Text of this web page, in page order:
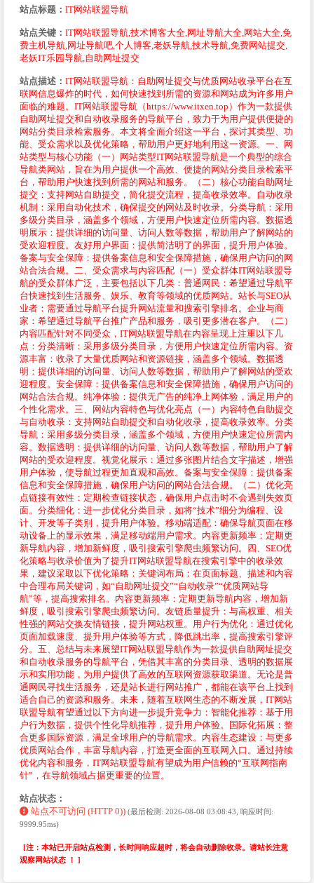
站点标题： IT网站联盟导航
站点关键： IT网站联盟导航,技术博客大全,网址导航大全,网站大全,免
费主机导航,网址导航吧,个人博客,老妖导航,技术导航,免费网站提交,
老妖IT乐园导航,自助网址提交
站点描述： IT网站联盟导航：自助网址提交与优质网站收录平台在互
联网信息爆炸的时代，如何快速找到所需的资源和网站成为许多用户
面临的难题。IT网站联盟导航（https://www.itxen.top）作为一款提供
自助网址提交和自动收录服务的导航平台，致力于为用户提供便捷的
网站分类目录检索服务。本文将全面介绍这一平台，探讨其类型、功
能、受众需求以及优化策略，帮助用户更好地利用这一资源。一、网
站类型与核心功能（一）网站类型IT网站联盟导航是一个典型的综合
导航类网站，旨在为用户提供一个高效、便捷的网站分类目录检索平
台，帮助用户快速找到所需的网站和服务。（二）核心功能自助网址
提交：支持网站自助提交，简化提交流程，提高收录效率。自动收录
机制：采用自动化技术，确保提交的网站及时收录。分类导航：采用
多级分类目录，涵盖多个领域，方便用户快速定位所需内容。数据透
明展示：提供详细的访问量、访问人数等数据，帮助用户了解网站的
受欢迎程度。友好用户界面：提供简洁明了的界面，提升用户体验。
备案与安全保障：提供备案信息和安全保障措施，确保用户访问的网
站合法合规。二、受众需求与内容匹配（一）受众群体IT网站联盟导
航的受众群体广泛，主要包括以下几类：普通网民：希望通过导航平
台快速找到生活服务、娱乐、教育等领域的优质网站。站长与SEO从
业者：需要通过导航平台提升网站流量和搜索引擎排名。企业与商
家：希望通过导航平台推广产品和服务，吸引更多潜在客户。（二）
内容匹配针对不同受众，IT网站联盟导航在内容呈现上注重以下几
点：分类清晰：采用多级分类目录，方便用户快速定位所需内容。资
源丰富：收录了大量优质网站和资源链接，涵盖多个领域。数据透
明：提供详细的访问量、访问人数等数据，帮助用户了解网站的受欢
迎程度。安全保障：提供备案信息和安全保障措施，确保用户访问的
网站合法合规。纯净体验：提供无广告的纯净上网体验，满足用户的
个性化需求。三、网站内容特色与优化亮点（一）内容特色自助提交
与自动收录：支持网站自助提交和自动化收录，提高收录效率。分类
导航：采用多级分类目录，涵盖多个领域，方便用户快速定位所需内
容。数据透明：提供详细的访问量、访问人数等数据，帮助用户了解
网站的受欢迎程度。视觉化展示：通过多张图片结合文字描述，增强
用户体验，使导航过程更加直观和高效。备案与安全保障：提供备案
信息和安全保障措施，确保用户访问的网站合法合规。（二）优化亮
点链接有效性：定期检查链接状态，确保用户点击时不会遇到失效页
面。分类细化：进一步优化分类目录，如将“技术”细分为编程、设
计、开发等子类别，提升用户体验。移动端适配：确保导航页面在移
动设备上的显示效果，满足移动端用户需求。内容更新频率：定期更
新导航内容，增加新鲜度，吸引搜索引擎爬虫频繁访问。四、SEO优
化策略与收录价值为了提升IT网站联盟导航在搜索引擎中的收录效
果，建议采取以下优化策略：关键词布局：在页面标题、描述和内容
中合理布局关键词，如“自助网址提交”“自动收录”“优质网站导
航”等，提高搜索排名。内容更新频率：定期更新导航内容，增加新
鲜度，吸引搜索引擎爬虫频繁访问。友链质量提升：与高权重、相关
性强的网站交换友情链接，提升网站权重。用户行为优化：通过优化
页面加载速度、提升用户体验等方式，降低跳出率，提高搜索引擎评
分。五、总结与未来展望IT网站联盟导航作为一款提供自助网址提交
和自动收录服务的导航平台，凭借其丰富的分类目录、透明的数据展
示和实用功能，为用户提供了高效的互联网资源获取渠道。无论是普
通网民寻找生活服务，还是站长进行网站推广，都能在该平台上找到
适合自己的资源和服务。未来，随着互联网生态的不断发展，IT网站
联盟导航有望通过以下方向进一步提升竞争力：智能化推荐：基于用
户行为数据，提供个性化导航推荐，提升用户体验。国际化拓展：整
合更多国际资源，满足全球用户的导航需求。内容生态建设：与更多
优质网站合作，丰富导航内容，打造更全面的互联网入口。通过持续
优化内容和服务，IT网站联盟导航有望成为用户信赖的“互联网指南
针”，在导航领域占据更重要的位置。
站点状态：
站点不可访问 (HTTP 0)) (最后检测: 2026-08-08 03:08:43, 响应时间:
9999.95ms)
[注：本站已开启站点检测，长时间响应超时，将会自动删除收录。请站长注意
观察网站状态 ！ ]